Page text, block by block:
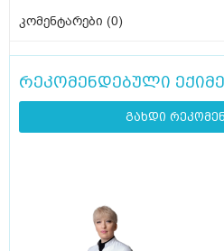
კომენტარები (0)
რეკომენდებული
გახდი